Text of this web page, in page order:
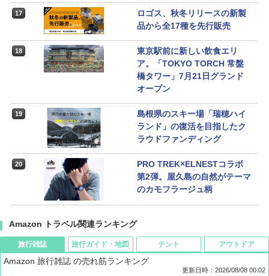
17
ロゴス、秋冬リリースの新製
品から全17種を先行販売
18
東京駅前に新しい飲食エリ
ア。「TOKYO TORCH 常盤
橋タワー」7月21日グランド
オープン
19
島根県のスキー場「瑞穂ハイ
ランド」の復活を目指したク
ラウドファンディング
20
PRO TREK×ELNESTコラボ
第2弾。屋久島の自然がテーマ
のカモフラージュ柄
Amazon トラベル関連ランキング
旅行雑誌
Amazon 旅行雑誌 の売れ筋ランキング
更新日時：2026/08/08 00:02
旅行ガイド・地図 テント アウトドア